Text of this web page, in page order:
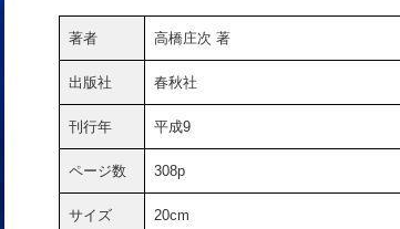
著者 高橋庄次 著
出版社 春秋社
刊行年 平成9
ページ数 308p
サイズ 20cm